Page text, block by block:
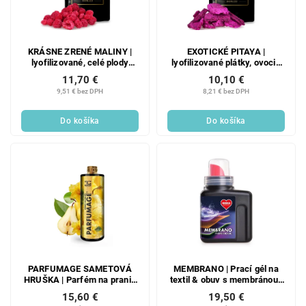
KRÁSNE ZRENÉ MALINY |
lyofilizované, celé plody
9,51 € bez DPH
11,70 €
Do košíka
EXOTICKÉ PITAYA |
lyofilizované plátky, ovocie
8,21 € bez DPH
10,10 €
Do košíka
PARFUMAGE SAMETOVÁ
HRUŠKA | Parfém na pranie
15,60 €
MEMBRANO | Prací gél na
textil & obuv s membránou |
& ďalších | 12 praní
19,50 €